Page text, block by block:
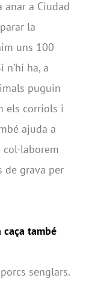
anar a Ciudad
la
uns 100
n’hi ha, a
puguin
els corriols i
ajuda a
de grava per
també
senglars.